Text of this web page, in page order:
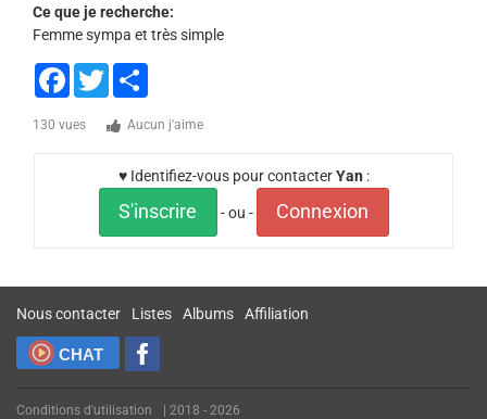
Ce que je recherche:
Femme sympa et très simple
Facebook
Twitter
130 vues Aucun j'aime
♥ Identifiez-vous pour contacterYan :
S'inscrire - ou - Connexion
Nous contacter Listes Albums Affiliation
CHAT
Conditions d'utilisation | 2018 - 2026